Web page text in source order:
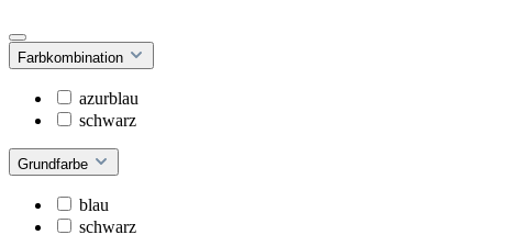
Farbkombination
azurblau
schwarz
Grundfarbe
blau
schwarz